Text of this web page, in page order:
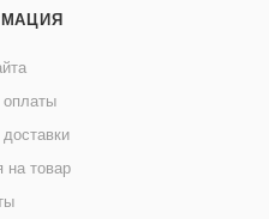
оплаты
на товар